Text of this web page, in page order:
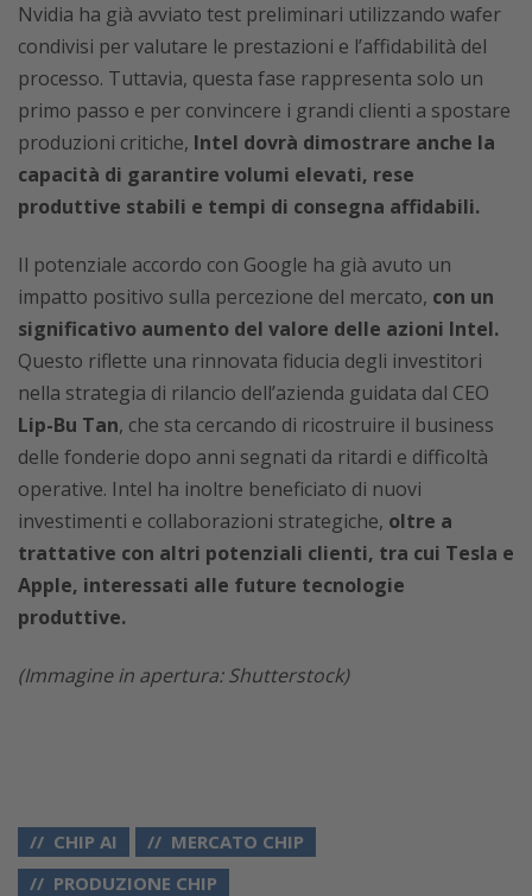
Nvidia ha già avviato test preliminari utilizzando wafer
condivisi per valutare le prestazioni e l’affidabilità del
processo. Tuttavia, questa fase rappresenta solo un
primo passo e per convincere i grandi clienti a spostare
produzioni critiche, Intel dovrà dimostrare anche la
capacità di garantire volumi elevati, rese
produttive stabili e tempi di consegna affidabili.
Il potenziale accordo con Google ha già avuto un
impatto positivo sulla percezione del mercato, con un
significativo aumento del valore delle azioni Intel.
Questo riflette una rinnovata fiducia degli investitori
nella strategia di rilancio dell’azienda guidata dal CEO
Lip-Bu Tan, che sta cercando di ricostruire il business
delle fonderie dopo anni segnati da ritardi e difficoltà
operative. Intel ha inoltre beneficiato di nuovi
investimenti e collaborazioni strategiche, oltre a
trattative con altri potenziali clienti, tra cui Tesla e
Apple, interessati alle future tecnologie
produttive.
(Immagine in apertura: Shutterstock)
CHIP AI
MERCATO CHIP
PRODUZIONE CHIP